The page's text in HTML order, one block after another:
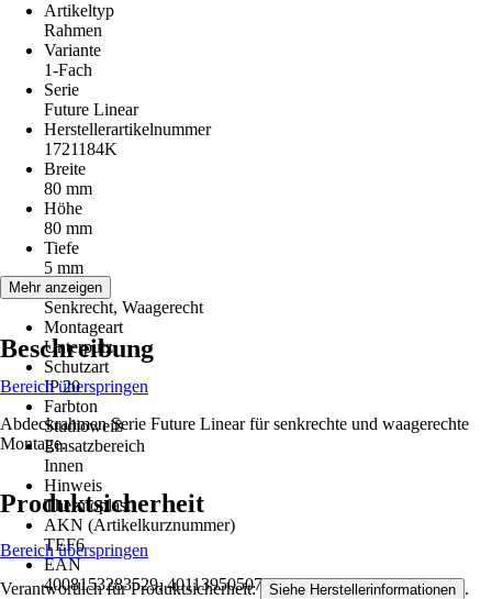
Artikeltyp
Rahmen
Variante
1-Fach
Serie
Future Linear
Herstellerartikelnummer
1721184K
Breite
80 mm
Höhe
80 mm
Tiefe
5 mm
Einbau
Senkrecht, Waagerecht
Montageart
Unterputz
Schutzart
IP 20
Farbton
Studioweiß
Einsatzbereich
Innen
Hinweis
Thermoplast
AKN (Artikelkurznummer)
TEF6
EAN
4008153283529, 4011395050750
Mehr anzeigen
Beschreibung
Bereich überspringen
Abdeckrahmen Serie Future Linear für senkrechte und waagerechte
Montage.
Produktsicherheit
Bereich überspringen
Verantwortlich für Produktsicherheit: Siehe Herstellerinformationen .